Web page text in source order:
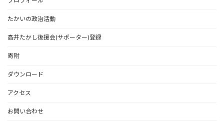
たかいの政治活動
高井たかし後援会(サポーター)登録
寄附
ダウンロード
アクセス
お問い合わせ